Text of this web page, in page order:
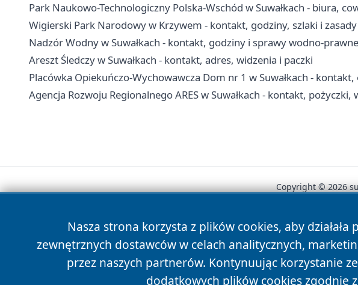
Park Naukowo-Technologiczny Polska-Wschód w Suwałkach - biura,
Wigierski Park Narodowy w Krzywem - kontakt, godziny, szlaki i
Nadzór Wodny w Suwałkach - kontakt, godziny i sprawy wodno-prawne
Areszt Śledczy w Suwałkach - kontakt, adres, widzenia i paczki
Placówka Opiekuńczo-Wychowawcza Dom nr 1 w Suwałkach -
Agencja Rozwoju Regionalnego ARES w Suwałkach - kontakt,
Nasza strona korzysta z plików cookies, aby
zewnętrznych dostawców w celach analitycznych,
przez naszych partnerów. Kontynuując korzystanie
dodatkowych plików cookies zgodnie
Copyright © 2026
News Autorzy